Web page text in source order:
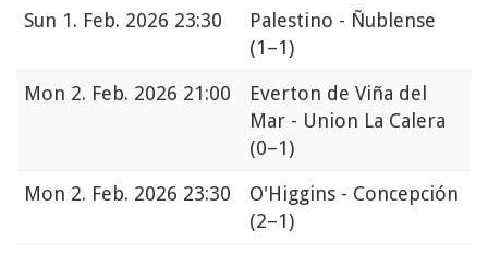
Sun 1. Feb. 2026 23:30
Palestino - Ñublense
(1–1)
Mon 2. Feb. 2026 21:00
Everton de Viña del
Mar - Union La Calera
(0–1)
Mon 2. Feb. 2026 23:30
O'Higgins - Concepción
(2–1)